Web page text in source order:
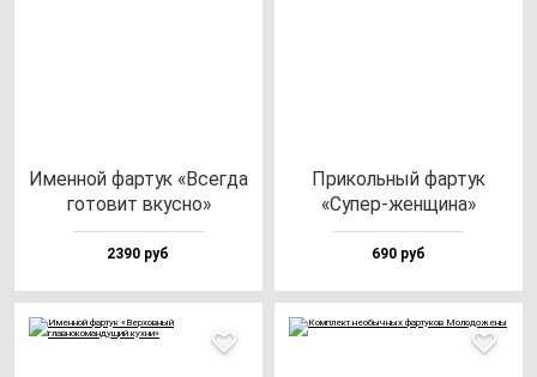
Имен­ной фар­тук «Всег­да
го­то­вит вкус­но»
2390 руб
При­коль­ный фар­тук
«Супер-жен­щи­на»
690 руб